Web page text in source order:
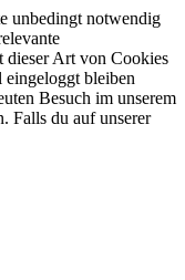
unbedingt notwendig
Art von Cookies
bleiben
Besuch im unserem
Falls du auf unserer